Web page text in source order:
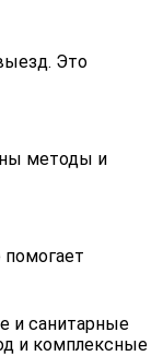
Это
методы и
и санитарные
и комплексные